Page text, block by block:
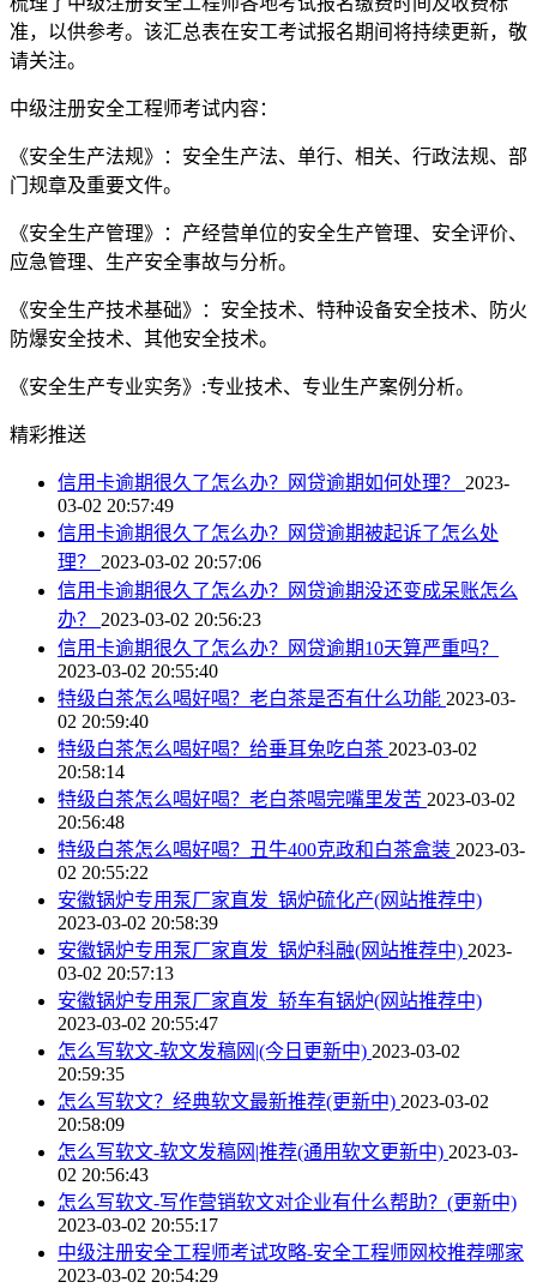
准，以供参考。该汇总表在安工考试报名期间将持续更新，敬
请关注。
中级注册安全工程师考试内容：
《安全生产法规》：安全生产法、单行、相关、行政法规、部
门规章及重要文件。
《安全生产管理》：产经营单位的安全生产管理、安全评价、
应急管理、生产安全事故与分析。
《安全生产技术基础》：安全技术、特种设备安全技术、防火
防爆安全技术、其他安全技术。
《安全生产专业实务》:专业技术、专业生产案例分析。
精彩推送
信用卡逾期很久了怎么办？网贷逾期如何处理？ 2023-
03-02 20:57:49
信用卡逾期很久了怎么办？网贷逾期被起诉了怎么处
理？ 2023-03-02 20:57:06
信用卡逾期很久了怎么办？网贷逾期没还变成呆账怎么
办？ 2023-03-02 20:56:23
信用卡逾期很久了怎么办？网贷逾期10天算严重吗？
2023-03-02 20:55:40
特级白茶怎么喝好喝？老白茶是否有什么功能 2023-03-
02 20:59:40
特级白茶怎么喝好喝？给垂耳兔吃白茶 2023-03-02
20:58:14
特级白茶怎么喝好喝？老白茶喝完嘴里发苦 2023-03-02
20:56:48
特级白茶怎么喝好喝？丑牛400克政和白茶盒装 2023-03-
02 20:55:22
安徽锅炉专用泵厂家直发_锅炉硫化产(网站推荐中)
2023-03-02 20:58:39
安徽锅炉专用泵厂家直发_锅炉科融(网站推荐中) 2023-
03-02 20:57:13
安徽锅炉专用泵厂家直发_轿车有锅炉(网站推荐中)
2023-03-02 20:55:47
怎么写软文-软文发稿网|(今日更新中) 2023-03-02
20:59:35
怎么写软文？经典软文最新推荐(更新中) 2023-03-02
20:58:09
怎么写软文-软文发稿网|推荐(通用软文更新中) 2023-03-
02 20:56:43
怎么写软文-写作营销软文对企业有什么帮助？(更新中)
2023-03-02 20:55:17
中级注册安全工程师考试攻略-安全工程师网校推荐哪家
2023-03-02 20:54:29